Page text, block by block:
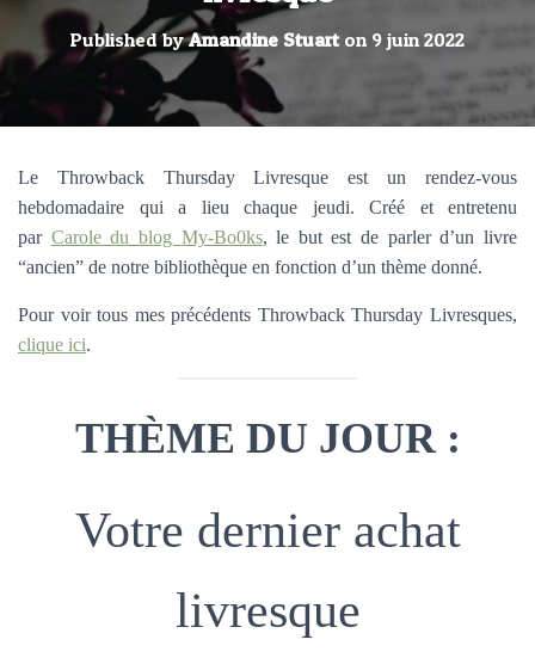
Published byAmandine Stuarton 9 juin 2022
Le Throwback Thursday Livresque est un rendez-vous
hebdomadaire qui a lieu chaque jeudi. Créé et entretenu
par Carole du blog My-Bo0ks, le but est de parler d’un livre
“ancien” de notre bibliothèque en fonction d’un thème donné.
Pour voir tous mes précédents Throwback Thursday Livresques,
clique ici.
THÈME DU JOUR :
Votre dernier achat
livresque